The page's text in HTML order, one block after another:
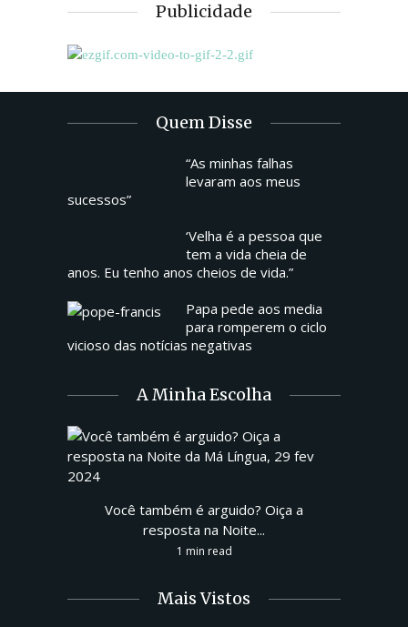
Publicidade
Quem Disse
“As minhas falhas
levaram aos meus
sucessos”
‘Velha é a pessoa que
tem a vida cheia de
anos. Eu tenho anos cheios de vida.”
Papa pede aos media
para romperem o ciclo
vicioso das notícias negativas
A Minha Escolha
Você também é arguido? Oiça a
resposta na Noite...
1 min read
Mais Vistos